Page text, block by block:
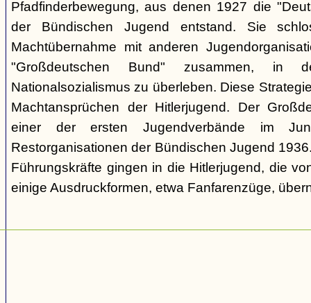
Pfadfinderbewegung, aus denen 1927 die
der Bündischen Jugend entstand. Sie
Machtübernahme mit anderen
"Großdeutschen Bund" zusammen,
Nationalsozialismus zu überleben. Diese
Machtansprüchen der Hitlerjugend. Der
einer der ersten Jugendverbände im
Restorganisationen der Bündischen Jugend
Führungskräfte gingen in die Hitlerjugend, die
einige Ausdruckformen, etwa Fanfarenzüge,